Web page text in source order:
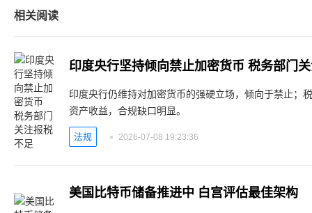
相关阅读
印度央行坚持倾向禁止加密货币 税务部门
印度央行仍维持对加密货币的强硬立场，倾向于禁止；
资产收益，合规缺口明显。
法规 2026-07-08 19:23:36
美国比特币储备推进中 白宫评估最佳架构